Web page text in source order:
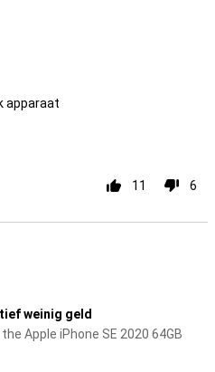
apparaat
11 6
weinig geld
Apple iPhone SE 2020 64GB